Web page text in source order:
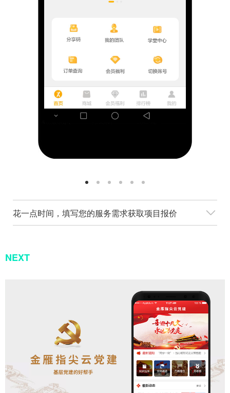
花一点时间，填写您的服务需求获取项目报价
NEXT